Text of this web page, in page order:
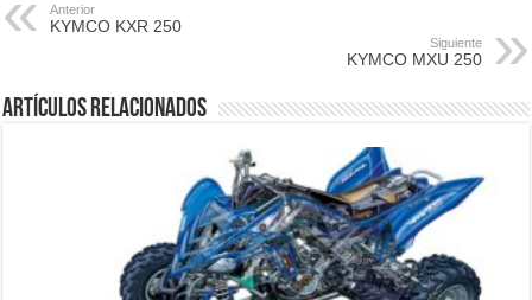
Anterior
KYMCO KXR 250
Siguiente
KYMCO MXU 250
Artículos relacionados